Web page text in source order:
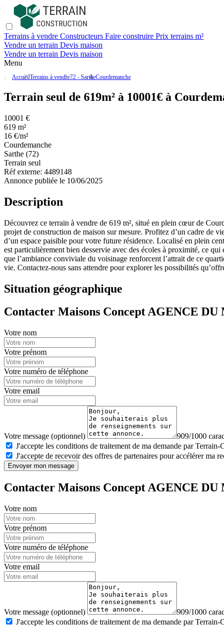
Terrains à vendre Constructeurs Faire construire Prix terrains m²
Vendre un terrain Devis maison
Vendre un terrain Devis maison
Menu
AccueilTerrains à vendre72 - SartheCourdemanche
Terrain seul de 619m² à 10001€ à
10001 €
619 m²
16 €/m²
Courdemanche
Sarthe (72)
Terrain seul
Réf externe: 4489148
Annonce publiée le 10/06/2025
Description
Découvrez ce terrain à vendre de 619 m², situé en plein cœur de
projet de construction de maison sur mesure. Profitez d’un cadre de
d’un espace paisible pour votre future résidence. Localisé en plein
est particulièrement bien desservie avec des écoles à proximité, ce
que l’ambiance conviviale du voisinage renforcent l’attrait de ce
vie. Contactez-nous sans attendre pour explorer les possibilités
Situation géographique
Contacter Maisons Concept AGENCE DU
Votre nom
Votre prénom
Votre numéro de téléphone
Votre email
Votre message (optionnel)
909/1000
J'accepte les conditions de traitement de ma demande par
J'accepte de recevoir des offres de partenaires pour accélérer ma
Envoyer mon message
Contacter Maisons Concept AGENCE DU
Votre nom
Votre prénom
Votre numéro de téléphone
Votre email
Votre message (optionnel)
909/1000
J'accepte les conditions de traitement de ma demande par